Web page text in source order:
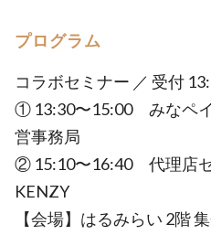
プログラム
コラボセミナー ／ 受付
① 13:30〜15:00 みなペ
営事務局
② 15:10〜16:40 代理店
KENZY
【会場】はるみらい 2階